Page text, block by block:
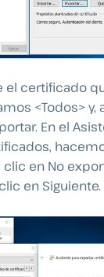
el certificado
<Todos> y,
En el
en No
en Siguiente.